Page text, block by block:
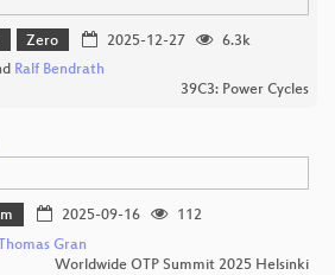
Zero 2025-12-27
6.3k
Ralf Bendrath
39C3: Power Cycles
2025-09-16
112
Gran
Worldwide OTP Summit 2025 Helsinki